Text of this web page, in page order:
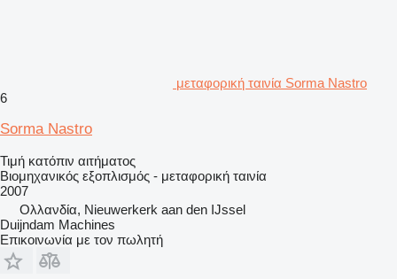
μεταφορική ταινία Sorma Nastro
6
Sorma Nastro
Τιμή κατόπιν αιτήματος
Βιομηχανικός εξοπλισμός - μεταφορική ταινία
2007
Ολλανδία, Nieuwerkerk aan den IJssel
Duijndam Machines
Επικοινωνία με τον πωλητή